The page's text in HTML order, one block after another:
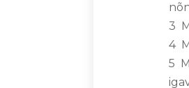
3
4
5